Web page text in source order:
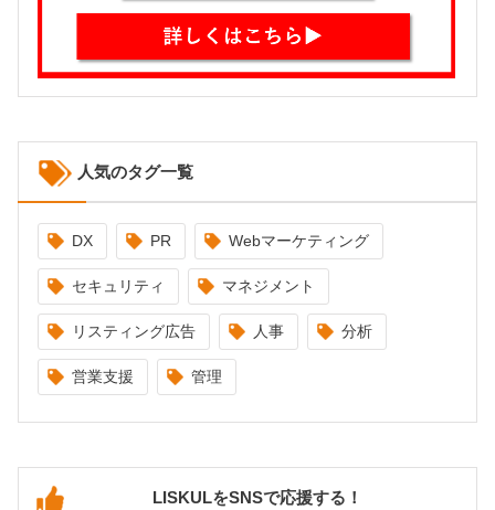
人気のタグ一覧
DX PR Webマーケティング
セキュリティ マネジメント
リスティング広告 人事 分析
営業支援 管理
LISKULをSNSで応援する！